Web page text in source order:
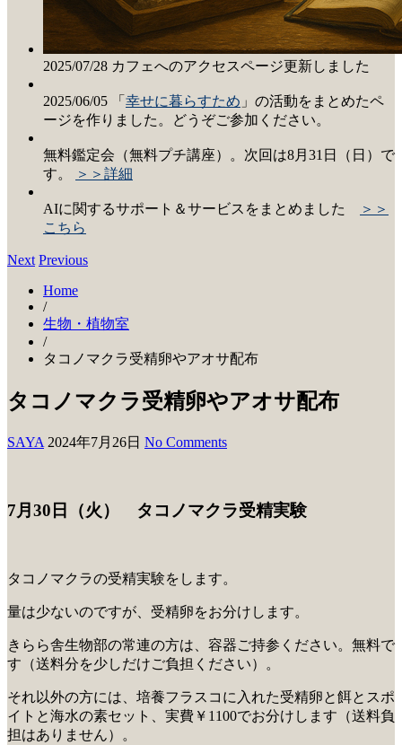
2025/07/28 カフェへのアクセスページ更新しました
2025/06/05 「 幸せに暮らすため 」の活動をまとめたペ
ージを作りました。どうぞご参加ください。
無料鑑定会（無料プチ講座）。次回は8月31日（日）で
す。
＞＞詳細
AIに関するサポート＆サービスをまとめました
＞＞
こちら
Next Previous
Home
/
生物・植物室
/
タコノマクラ受精卵やアオサ配布
タコノマクラ受精卵やアオサ配布
SAYA 2024年7月26日 No Comments
7月30日（火） タコノマクラ受精実験
タコノマクラの受精実験をします。
量は少ないのですが、受精卵をお分けします。
きらら舎生物部の常連の方は、容器ご持参ください。無料で
す（送料分を少しだけご負担ください）。
それ以外の方には、培養フラスコに入れた受精卵と餌とスポ
イトと海水の素セット、実費￥1100でお分けします（送料負
担はありません）。